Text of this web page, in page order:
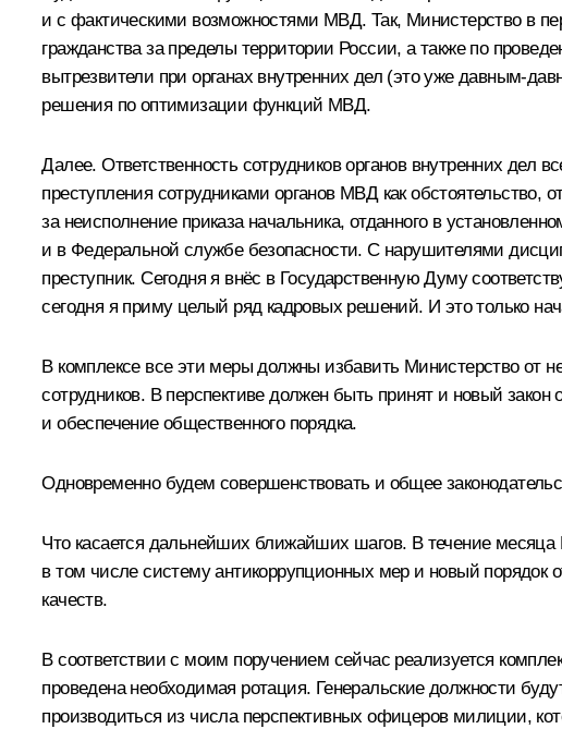
и с фактическими возможностями МВД. Так, Министерство в
гражданства за пределы территории России, а также по
вытрезвители при органах внутренних дел (это уже давным-
решения по оптимизации функций МВД.
Далее. Ответственность сотрудников органов внутренних
преступления сотрудниками органов МВД как обстоятельство,
за неисполнение приказа начальника, отданного в
и в Федеральной службе безопасности. С нарушителями
преступник. Сегодня я внёс в Государственную Думу
сегодня я приму целый ряд кадровых решений. И это только
В комплексе все эти меры должны избавить Министерство от
сотрудников. В перспективе должен быть принят и новый
и обеспечение общественного порядка.
Одновременно будем совершенствовать и общее
Что касается дальнейших ближайших шагов. В течение
в том числе систему антикоррупционных мер и новый порядок
качеств.
В соответствии с моим поручением сейчас реализуется
проведена необходимая ротация. Генеральские должности
производиться из числа перспективных офицеров милиции,